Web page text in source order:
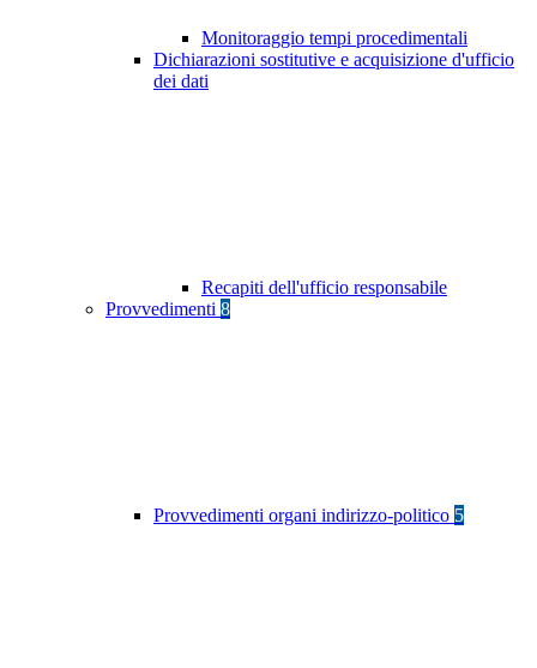
Monitoraggio tempi procedimentali
Dichiarazioni sostitutive e acquisizione d'ufficio
dei dati
Recapiti dell'ufficio responsabile
Provvedimenti 8
Provvedimenti organi indirizzo-politico 5